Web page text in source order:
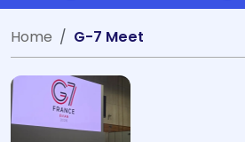
Transcript summary
Home G-7 Meet